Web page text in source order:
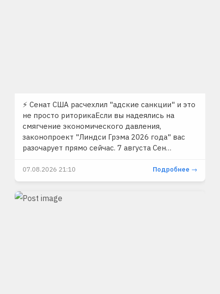
⚡️ Сенат США расчехлил "адские санкции" и это
не просто риторикаЕсли вы надеялись на
смягчение экономического давления,
законопроект "Линдси Грэма 2026 года" вас
разочарует прямо сейчас. 7 августа Сен…
07.08.2026 21:10 Подробнее →